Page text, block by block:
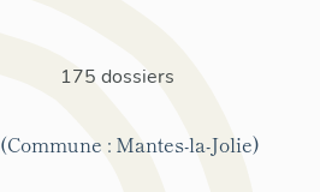
175 dossiers
(Commune : Mantes-la-Jolie)